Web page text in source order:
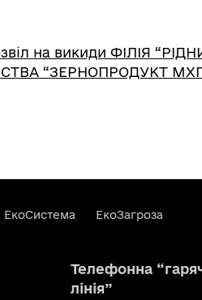
на викиди ФІЛІЯ
“ЗЕРНОПРОДУКТ
ЕкоСистема ЕкоЗагроза
Телефонна
лінія”